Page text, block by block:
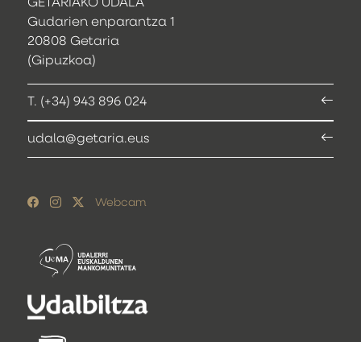
GETARIAKO UDALA
Gudarien enparantza 1
20808 Getaria
(Gipuzkoa)
T. (+34) 943 896 024
udala@getaria.eus
Webcam